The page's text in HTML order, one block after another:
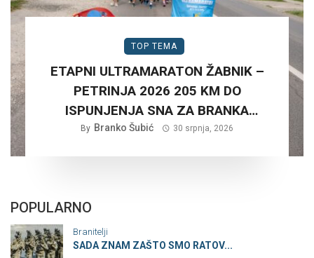
TOP TEMA
ETAPNI ULTRAMARATON ŽABNIK –
PETRINJA 2026 205 KM DO
ISPUNJENJA SNA ZA BRANKA
ŠUBIĆA…
By Branko Šubić 30 srpnja, 2026
POPULARNO
Branitelji
SADA ZNAM ZAŠTO SMO RATOV...